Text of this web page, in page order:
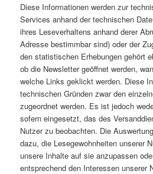
Diese Informationen werden zur
Services anhand der technischen
ihres Leseverhaltens anhand derer
Adresse bestimmbar sind) oder der
den statistischen Erhebungen gehört
ob die Newsletter geöffnet werden,
welche Links geklickt werden. Diese
technischen Gründen zwar den
zugeordnet werden. Es ist jedoch
sofern eingesetzt, das des
Nutzer zu beobachten. Die
dazu, die Lesegewohnheiten unserer
unsere Inhalte auf sie anzupassen
entsprechend den Interessen unserer